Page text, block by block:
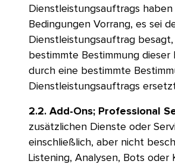
Dienstleistungsauftrags haben
Bedingungen Vorrang, es sei
Dienstleistungsauftrag besagt,
bestimmte Bestimmung dieser
durch eine bestimmte
Dienstleistungsauftrags
2.2. Add-Ons; Professional
zusätzlichen Dienste oder
einschließlich, aber nicht
Listening, Analysen, Bots oder